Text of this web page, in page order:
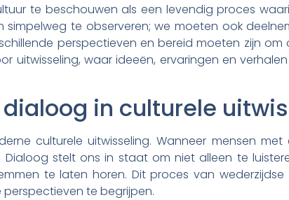
te beschouwen als een levendig proces
te observeren; we moeten ook
perspectieven en bereid moeten zijn
uitwisseling, waar ideeën, ervaringen en
in culturele
culturele uitwisseling. Wanneer mensen met
stelt ons in staat om niet alleen te
te laten horen. Dit proces van wederzijdse
te begrijpen.